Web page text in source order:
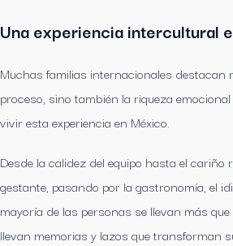
Una experiencia intercultural
Muchas familias internacionales destacan
proceso, sino también la riqueza
vivir esta experiencia en México.
Desde la calidez del equipo hasta el cariño
gestante, pasando por la gastronomía, el
mayoría de las personas se llevan más
llevan memorias y lazos que transforman